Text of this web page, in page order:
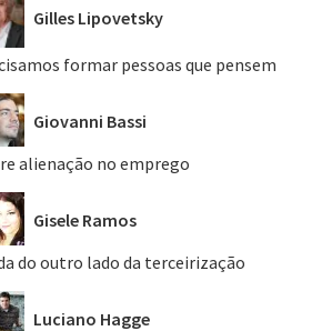
Gilles Lipovetsky
formar pessoas que pensem
Giovanni Bassi
alienação no emprego
Gisele Ramos
do outro lado da terceirização
Luciano Hagge